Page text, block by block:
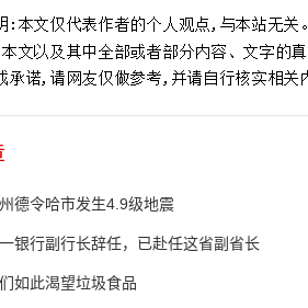
德令哈市发生4.9级地震
银行副行长辞任，已赴任这省副省长
如此渴望垃圾食品